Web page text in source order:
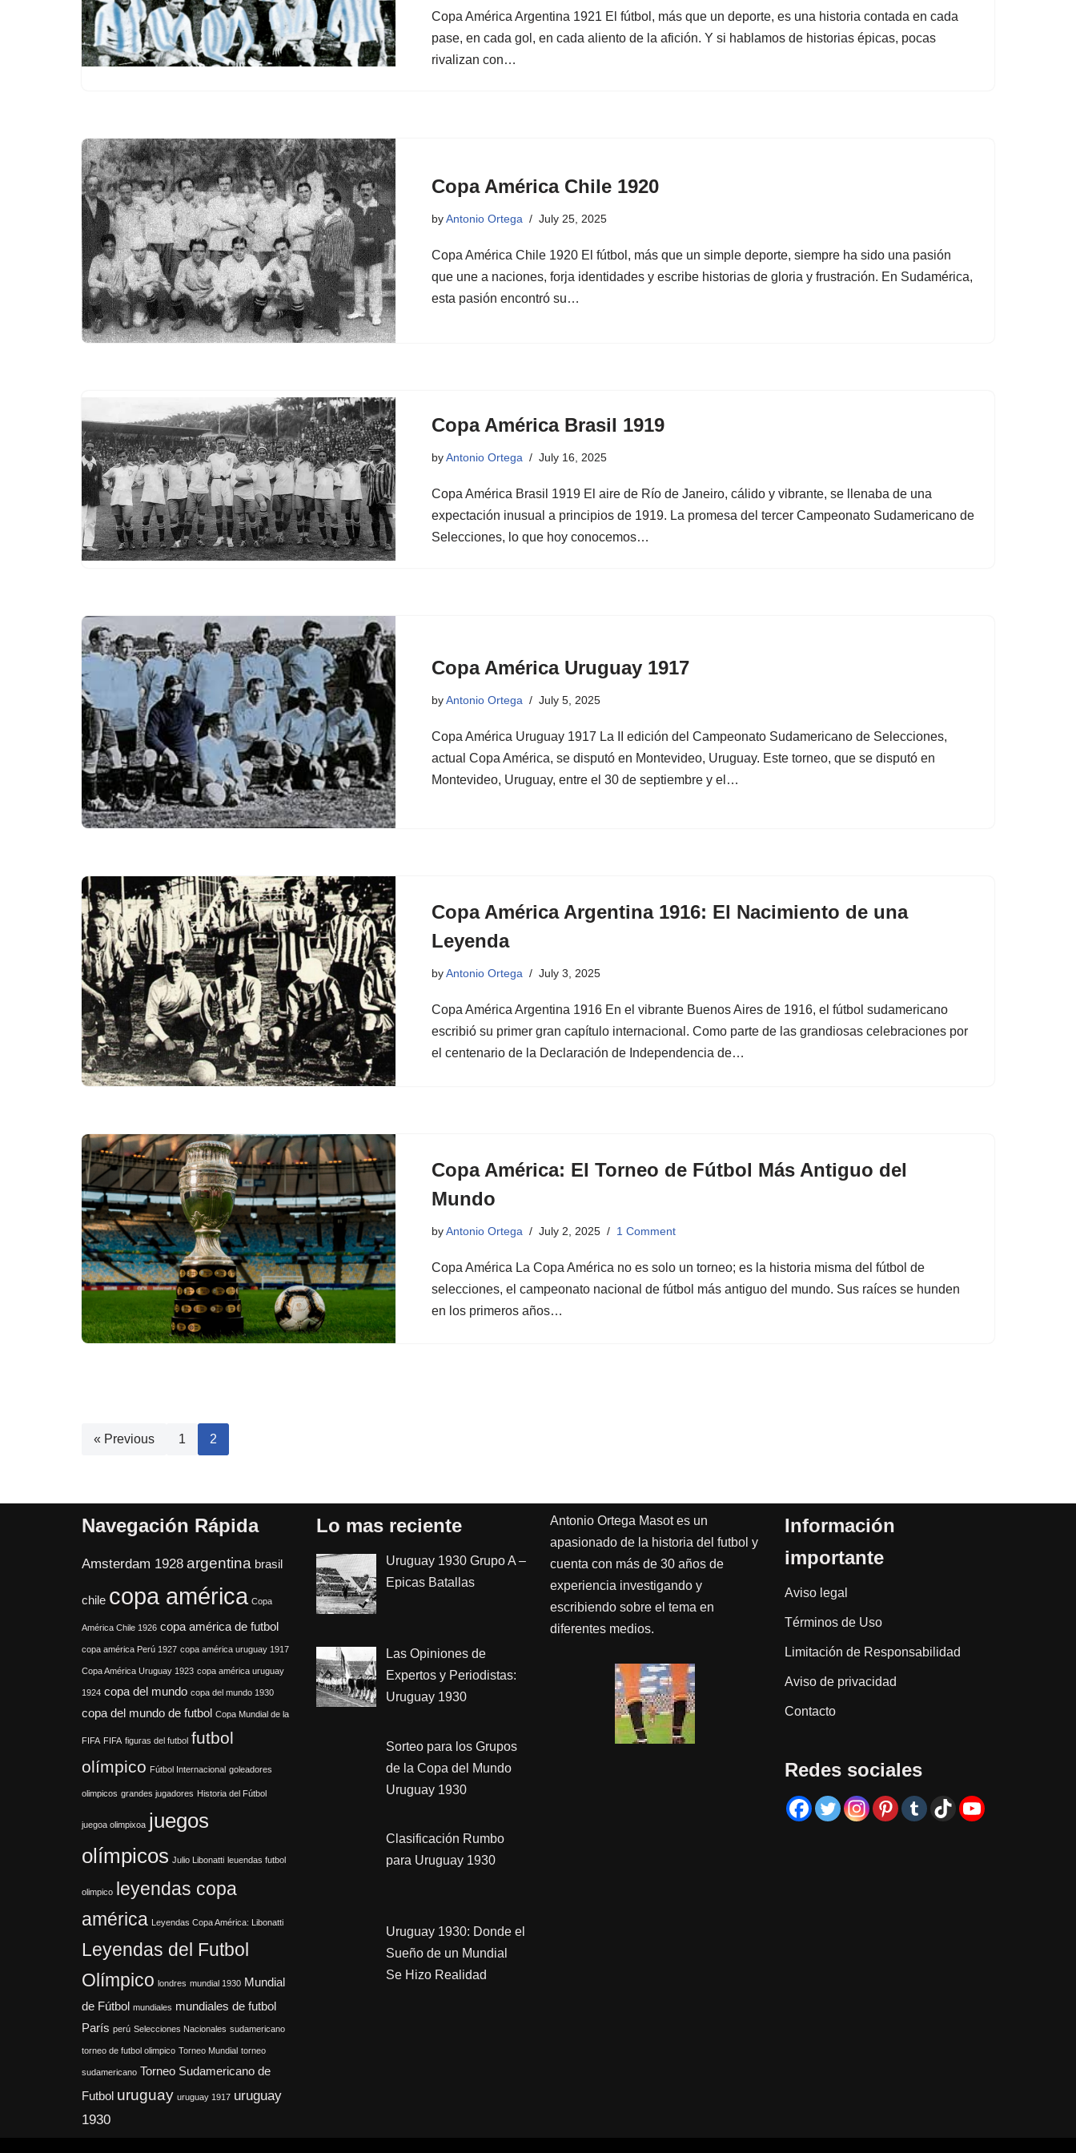
Copa América Argentina 1921 El fútbol, más que un deporte, es una historia contada en cada
pase, en cada gol, en cada aliento de la afición. Y si hablamos de historias épicas, pocas
rivalizan con…
Copa América Chile 1920
byAntonio Ortega July 25, 2025
Copa América Chile 1920 El fútbol, más que un simple deporte, siempre ha sido una pasión
que une a naciones, forja identidades y escribe historias de gloria y frustración. En Sudamérica,
esta pasión encontró su…
Copa América Brasil 1919
byAntonio Ortega July 16, 2025
Copa América Brasil 1919 El aire de Río de Janeiro, cálido y vibrante, se llenaba de una
expectación inusual a principios de 1919. La promesa del tercer Campeonato Sudamericano de
Selecciones, lo que hoy conocemos…
Copa América Uruguay 1917
byAntonio Ortega July 5, 2025
Copa América Uruguay 1917 La II edición del Campeonato Sudamericano de Selecciones,
actual Copa América, se disputó en Montevideo, Uruguay. Este torneo, que se disputó en
Montevideo, Uruguay, entre el 30 de septiembre y el…
Copa América Argentina 1916: El Nacimiento de una
Leyenda
byAntonio Ortega July 3, 2025
Copa América Argentina 1916 En el vibrante Buenos Aires de 1916, el fútbol sudamericano
escribió su primer gran capítulo internacional. Como parte de las grandiosas celebraciones por
el centenario de la Declaración de Independencia de…
Copa América: El Torneo de Fútbol Más Antiguo del
Mundo
byAntonio Ortega July 2, 2025 1 Comment
Copa América La Copa América no es solo un torneo; es la historia misma del fútbol de
selecciones, el campeonato nacional de fútbol más antiguo del mundo. Sus raíces se hunden
en los primeros años…
« Previous 1 2
Navegación Rápida
Amsterdam 1928 argentina brasil
chile copa américa Copa
América Chile 1926 copa américa de futbol
copa américa Perú 1927 copa américa uruguay 1917
Copa América Uruguay 1923 copa américa uruguay
1924 copa del mundo copa del mundo 1930
copa del mundo de futbol Copa Mundial de la
FIFA FIFA figuras del futbol futbol
olímpico Fútbol Internacional goleadores
olimpicos grandes jugadores Historia del Fútbol
juegoa olimpixoa juegos
olímpicos Julio Libonatti leuendas futbol
olimpico leyendas copa
américa Leyendas Copa América: Libonatti
Leyendas del Futbol
Olímpico londres mundial 1930 Mundial
de Fútbol mundiales mundiales de futbol
París perú Selecciones Nacionales sudamericano
torneo de futbol olimpico Torneo Mundial torneo
sudamericano Torneo Sudamericano de
Futbol uruguay uruguay 1917 uruguay
1930
Lo mas reciente
Uruguay 1930 Grupo A –
Epicas Batallas
Las Opiniones de
Expertos y Periodistas:
Uruguay 1930
Sorteo para los Grupos
de la Copa del Mundo
Uruguay 1930
Clasificación Rumbo
para Uruguay 1930
Uruguay 1930: Donde el
Sueño de un Mundial
Se Hizo Realidad
Antonio Ortega Masot es un
apasionado de la historia del futbol y
cuenta con más de 30 años de
experiencia investigando y
escribiendo sobre el tema en
diferentes medios.
Información
importante
Aviso legal
Términos de Uso
Limitación de Responsabilidad
Aviso de privacidad
Contacto
Redes sociales